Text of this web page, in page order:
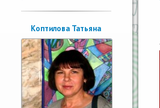
Коптилова Татьяна